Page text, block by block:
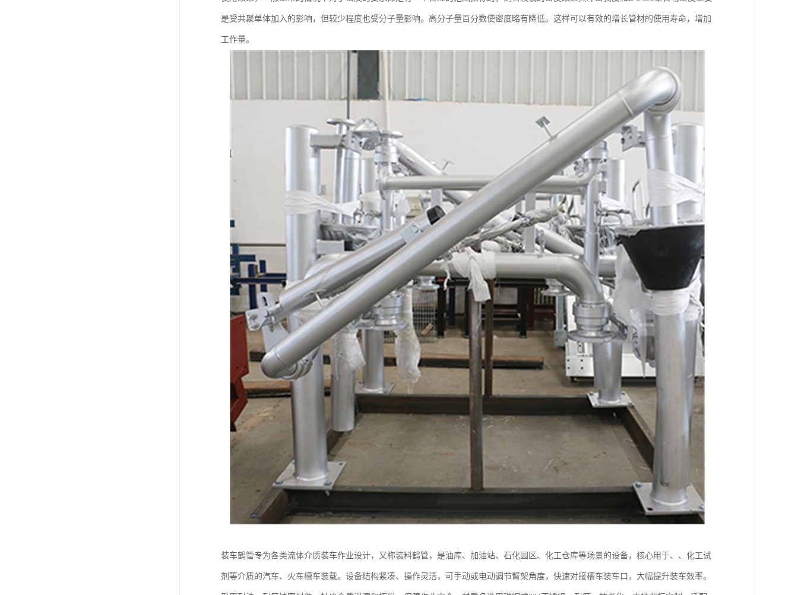
是受共聚单体加入的影响，但较少程度也受分子量影响。高分子量百分数使密度略有降低。这样可以有效的增长管材的使用寿命，增加
工作量。
装车鹤管专为各类流体介质装车作业设计，又称装料鹤管，是油库、加油站、石化园区、化工仓库等场景的设备，核心用于、、化工试
剂等介质的汽车、火车槽车装载。设备结构紧凑、操作灵活，可手动或电动调节臂架角度，快速对接槽车装车口，大幅提升装车效率。